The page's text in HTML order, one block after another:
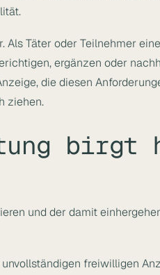
Als Täter oder Teilnehmer
ergänzen oder
die diesen
ziehen.
birgt
und der damit
freiwilligen